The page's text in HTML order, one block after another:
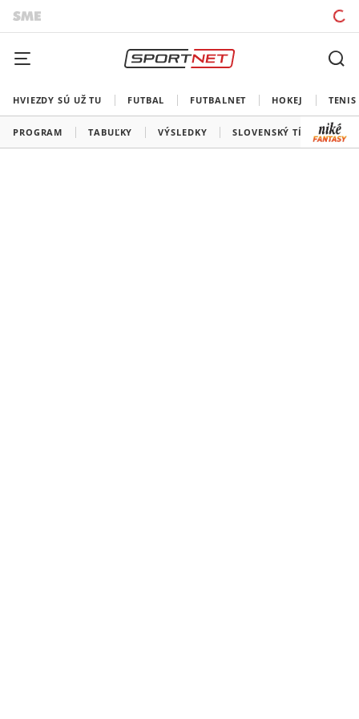
HVIEZDY SÚ UŽ TU FUTBAL FUTBALNET HOKEJ TENIS
PROGRAM TABUĽKY VÝSLEDKY SLOVENSKÝ TÍM